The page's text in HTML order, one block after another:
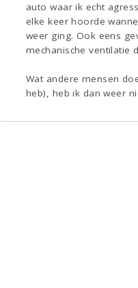
auto waar ik echt
elke keer hoorde
weer ging. Ook eens
mechanische ventilatie
Wat andere mensen
heb), heb ik dan weer